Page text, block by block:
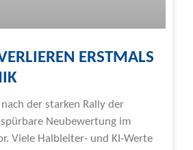
ERSTMALS
der starken Rally der
Neubewertung im
Viele Halbleiter- und KI-Werte